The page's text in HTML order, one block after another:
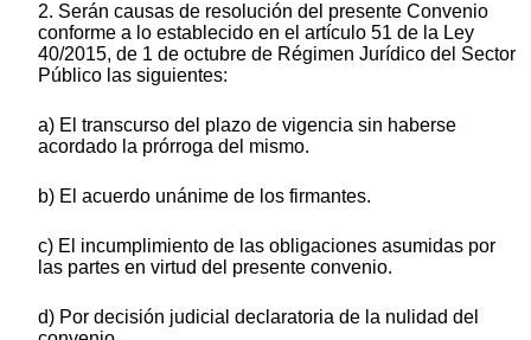
2. Serán causas de resolución del presente Convenio
conforme a lo establecido en el artículo 51 de la Ley
40/2015, de 1 de octubre de Régimen Jurídico del Sector
Público las siguientes:
a) El transcurso del plazo de vigencia sin haberse
acordado la prórroga del mismo.
b) El acuerdo unánime de los firmantes.
c) El incumplimiento de las obligaciones asumidas por
las partes en virtud del presente convenio.
d) Por decisión judicial declaratoria de la nulidad del